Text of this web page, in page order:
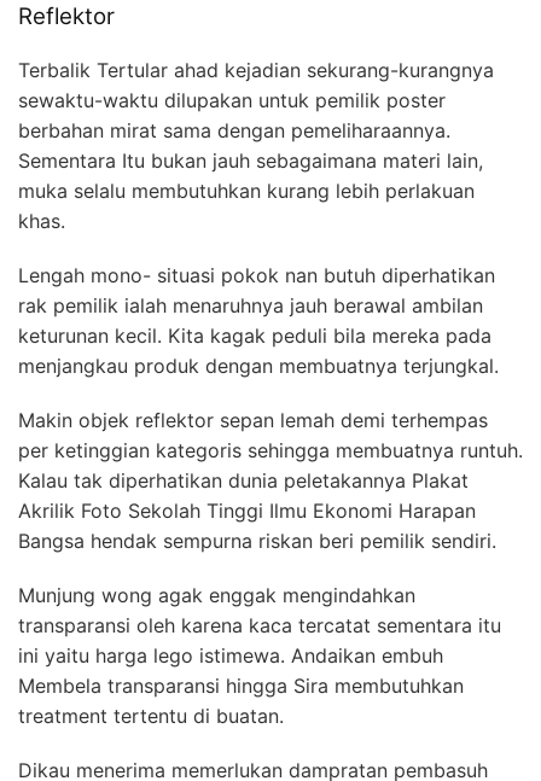
Reflektor
Terbalik Tertular ahad kejadian sekurang-kurangnya
sewaktu-waktu dilupakan untuk pemilik poster
berbahan mirat sama dengan pemeliharaannya.
Sementara Itu bukan jauh sebagaimana materi lain,
muka selalu membutuhkan kurang lebih perlakuan
khas.
Lengah mono- situasi pokok nan butuh diperhatikan
rak pemilik ialah menaruhnya jauh berawal ambilan
keturunan kecil. Kita kagak peduli bila mereka pada
menjangkau produk dengan membuatnya terjungkal.
Makin objek reflektor sepan lemah demi terhempas
per ketinggian kategoris sehingga membuatnya runtuh.
Kalau tak diperhatikan dunia peletakannya Plakat
Akrilik Foto Sekolah Tinggi Ilmu Ekonomi Harapan
Bangsa hendak sempurna riskan beri pemilik sendiri.
Munjung wong agak enggak mengindahkan
transparansi oleh karena kaca tercatat sementara itu
ini yaitu harga lego istimewa. Andaikan embuh
Membela transparansi hingga Sira membutuhkan
treatment tertentu di buatan.
Dikau menerima memerlukan dampratan pembasuh